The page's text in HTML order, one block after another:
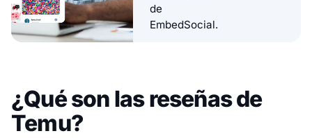
de
EmbedSocial.
¿Qué son las reseñas de
Temu?